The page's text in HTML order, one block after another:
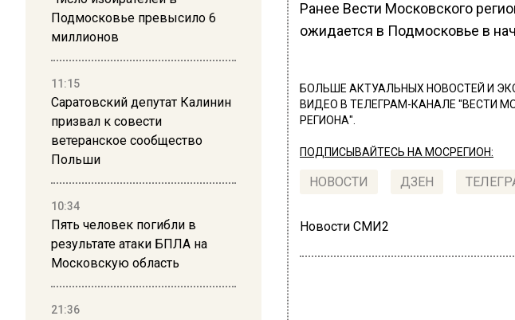
Подмосковье превысило 6
миллионов
11:15
Саратовский депутат Калинин
призвал к совести
ветеранское сообщество
Польши
10:34
Пять человек погибли в
результате атаки БПЛА на
Московскую область
21:36
Ранее Вести Московского
ожидается в Подмосковье в
БОЛЬШЕ АКТУАЛЬНЫХ НОВОСТЕЙ И
ВИДЕО В ТЕЛЕГРАМ-КАНАЛЕ "ВЕСТИ
РЕГИОНА".
ПОДПИСЫВАЙТЕСЬ НА МОСРЕГИОН:
НОВОСТИ ДЗЕН
Новости СМИ2